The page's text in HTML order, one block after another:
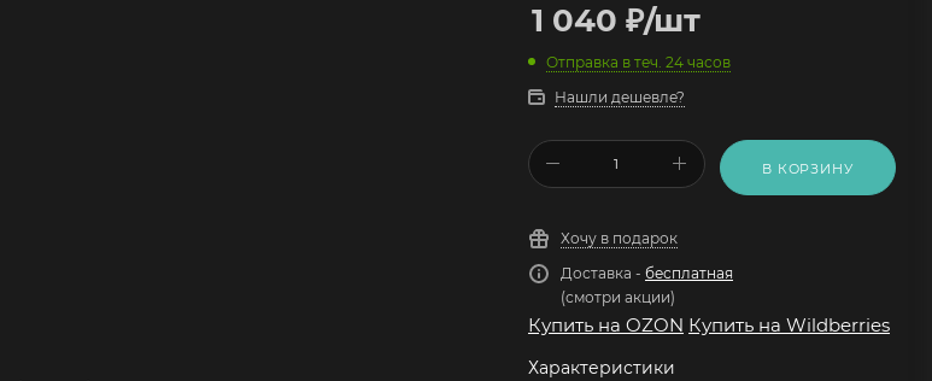
1 040 ₽/шт
Отправка в теч. 24 часов
Нашли дешевле?
В КОРЗИНУ
Хочу в подарок
Доставка - бесплатная
(смотри акции)
Купить на OZON Купить на Wildberries
Характеристики